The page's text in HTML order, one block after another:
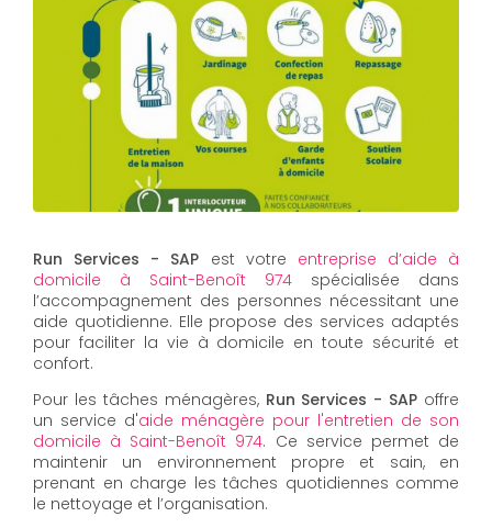
Run Services - SAP est votre entreprise d’aide à
domicile à Saint-Benoît 974 spécialisée dans
l’accompagnement des personnes nécessitant une
aide quotidienne. Elle propose des services adaptés
pour faciliter la vie à domicile en toute sécurité et
confort.
Pour les tâches ménagères, Run Services - SAP offre
un service d'aide ménagère pour l'entretien de son
domicile à Saint-Benoît 974. Ce service permet de
maintenir un environnement propre et sain, en
prenant en charge les tâches quotidiennes comme
le nettoyage et l’organisation.